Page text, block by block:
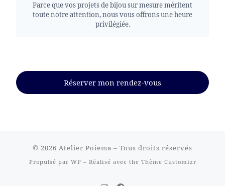
Parce que vos projets de bijou sur mesure méritent
toute notre attention, nous vous offrons une heure
privilégiée.
Réserver mon rendez-vous
© 2026 Atelier Poiema – Tous droits réservés
Propulsé par WP – Réalisé avec the Thème Customizr